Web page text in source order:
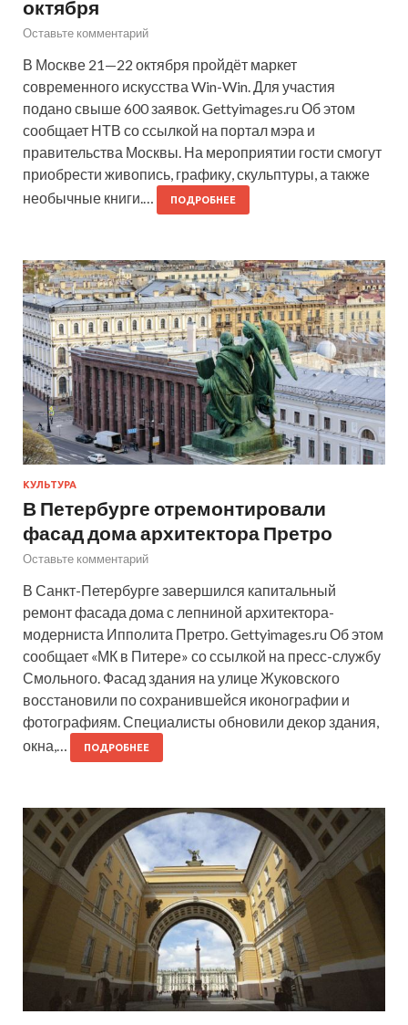
октября
Оставьте комментарий
В Москве 21—22 октября пройдёт маркет
современного искусства Win-Win. Для участия
подано свыше 600 заявок. Gettyimages.ru Об этом
сообщает НТВ со ссылкой на портал мэра и
правительства Москвы. На мероприятии гости смогут
приобрести живопись, графику, скульптуры, а также
необычные книги.…
ПОДРОБНЕЕ
КУЛЬТУРА
В Петербурге отремонтировали
фасад дома архитектора Претро
Оставьте комментарий
В Санкт-Петербурге завершился капитальный
ремонт фасада дома с лепниной архитектора-
модерниста Ипполита Претро. Gettyimages.ru Об этом
сообщает «МК в Питере» со ссылкой на пресс-службу
Смольного. Фасад здания на улице Жуковского
восстановили по сохранившейся иконографии и
фотографиям. Специалисты обновили декор здания,
окна,…
ПОДРОБНЕЕ